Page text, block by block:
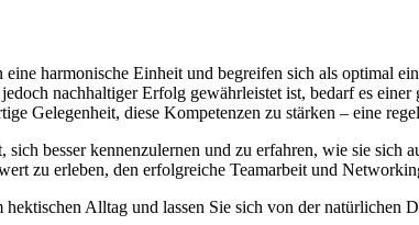
harmonische Einheit und begreifen sich als optimal
nachhaltiger Erfolg gewährleistet ist, bedarf es
Gelegenheit, diese Kompetenzen zu stärken – eine
besser kennenzulernen und zu erfahren, wie sie
zu erleben, den erfolgreiche Teamarbeit und
Alltag und lassen Sie sich von der natürlichen